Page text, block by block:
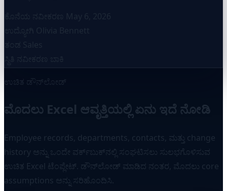
ಕೊನೆಯ ನವೀಕರಣ
May 6, 2026
ಉದ್ಯೋಗಿ
Olivia Bennett
ತಂಡ
Sales
ಸ್ಥಿತಿ
ನವೀಕರಣ ಬಾಕಿ
ಉಚಿತ ಡೌನ್‌ಲೋಡ್
ಮೊದಲು Excel ಆವೃತ್ತಿಯಲ್ಲಿ ಏನು ಇದೆ ನೋಡಿ
Employee records, departments, contacts, ಮತ್ತು change
history ಅನ್ನು ಒಂದೇ ವರ್ಕ್‌ಬುಕ್‌ನಲ್ಲಿ ಸಂಘಟಿಸಲು ಸುಲಭಗೊಳಿಸುವ
ಉಚಿತ Excel ಟೆಂಪ್ಲೇಟ್. ಡೌನ್‌ಲೋಡ್ ಮಾಡಿದ ನಂತರ, ಮೊದಲು core
assumptions ಅನ್ನು ಸರಿಹೊಂದಿಸಿ.